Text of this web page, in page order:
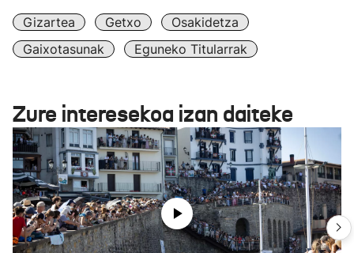
Gizartea Getxo
Osakidetza
Gaixotasunak
Eguneko Titularrak
Zure interesekoa izan daiteke